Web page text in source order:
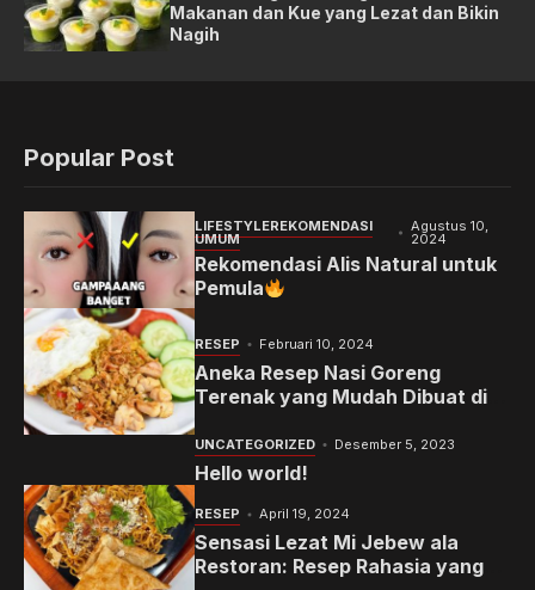
Makanan dan Kue yang Lezat dan Bikin
Nagih
Popular Post
LIFESTYLEREKOMENDASI
UMUM
Agustus 10,
2024
Rekomendasi Alis Natural untuk
Pemula
RESEP Februari 10, 2024
Aneka Resep Nasi Goreng
Terenak yang Mudah Dibuat di
Rumah
UNCATEGORIZED Desember 5, 2023
Hello world!
RESEP April 19, 2024
Sensasi Lezat Mi Jebew ala
Restoran: Resep Rahasia yang